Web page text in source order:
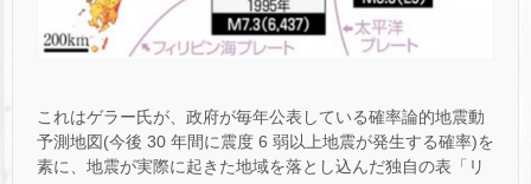
これはゲラー氏が、政府が毎年公表している確率論的地震動
予測地図(今後 30 年間に震度 6 弱以上地震が発生する確率)を
素に、地震が実際に起きた地域を落とし込んだ独自の表「リ